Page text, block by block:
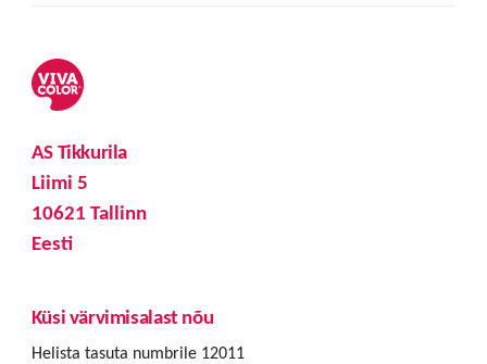
AS Tikkurila
Liimi 5
10621 Tallinn
Eesti
Küsi värvimisalast nõu
Helista tasuta numbrile 12011